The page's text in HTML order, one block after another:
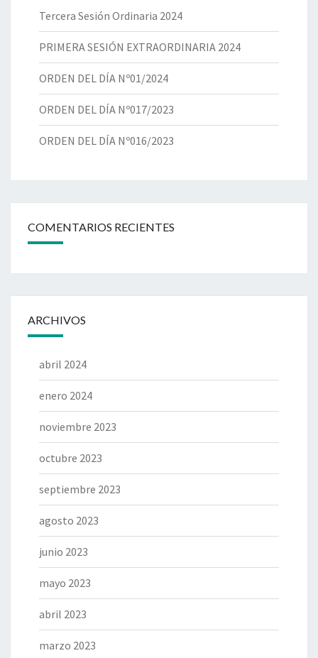
Tercera Sesión Ordinaria 2024
PRIMERA SESIÓN EXTRAORDINARIA 2024
ORDEN DEL DÍA Nº01/2024
ORDEN DEL DÍA Nº017/2023
ORDEN DEL DÍA Nº016/2023
COMENTARIOS RECIENTES
ARCHIVOS
abril 2024
enero 2024
noviembre 2023
octubre 2023
septiembre 2023
agosto 2023
junio 2023
mayo 2023
abril 2023
marzo 2023